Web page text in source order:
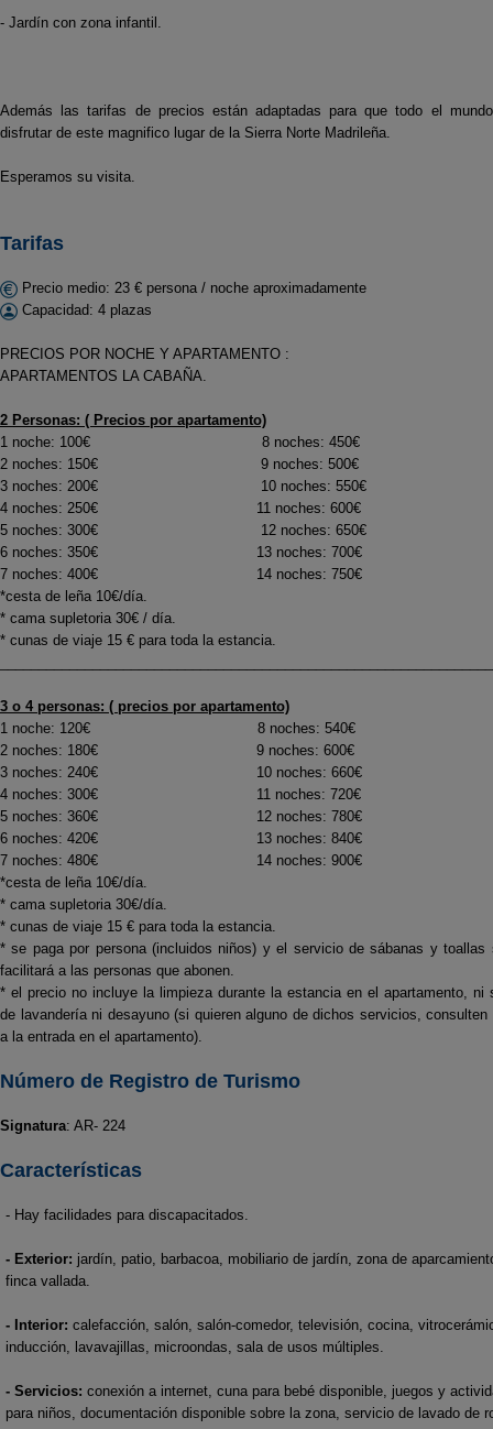
- Jardín con zona infantil.
Además las tarifas de precios están adaptadas para que todo el
disfrutar de este magnifico lugar de la Sierra Norte Madrileña.
Esperamos su visita.
Tarifas
Precio medio: 23 € persona / noche aproximadamente
Capacidad: 4 plazas
PRECIOS POR NOCHE Y APARTAMENTO :
APARTAMENTOS LA CABAÑA.
2 Personas: ( Precios por apartamento)
1 noche: 100€ 8 noches: 450€
2 noches: 150€ 9 noches: 500€
3 noches: 200€ 10 noches: 550€
4 noches: 250€ 11 noches: 600€
5 noches: 300€ 12 noches: 650€
6 noches: 350€ 13 noches: 700€
7 noches: 400€ 14 noches: 750€
*cesta de leña 10€/día.
* cama supletoria 30€ / día.
* cunas de viaje 15 € para toda la estancia.
3 o 4 personas: ( precios por apartamento)
1 noche: 120€ 8 noches: 540€
2 noches: 180€ 9 noches: 600€
3 noches: 240€ 10 noches: 660€
4 noches: 300€ 11 noches: 720€
5 noches: 360€ 12 noches: 780€
6 noches: 420€ 13 noches: 840€
7 noches: 480€ 14 noches: 900€
*cesta de leña 10€/día.
* cama supletoria 30€/día.
* cunas de viaje 15 € para toda la estancia.
* se paga por persona (incluidos niños) y el servicio de sábanas y toallas
facilitará a las personas que abonen.
* el precio no incluye la limpieza durante la estancia en el apartamento, ni
de lavandería ni desayuno (si quieren alguno de dichos servicios, consulten
a la entrada en el apartamento).
Número de Registro de Turismo
Signatura: AR- 224
Características
- Hay facilidades para discapacitados.
- Exterior: jardín, patio, barbacoa, mobiliario de jardín, zona de
finca vallada.
- Interior: calefacción, salón, salón-comedor, televisión, cocina,
inducción, lavavajillas, microondas, sala de usos múltiples.
- Servicios: conexión a internet, cuna para bebé disponible, juegos y
para niños, documentación disponible sobre la zona, servicio de lavado de